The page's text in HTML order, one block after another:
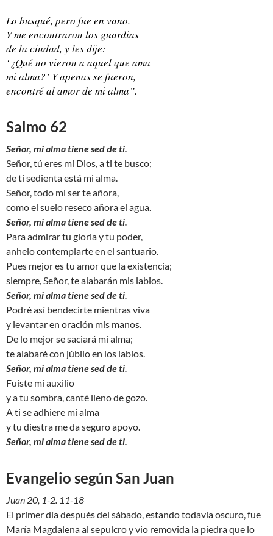
Lo busqué, pero fue en vano.
Y me encontraron los guardias
de la ciudad, y les dije:
‘¿Qué no vieron a aquel que ama
mi alma?’ Y apenas se fueron,
encontré al amor de mi alma”.
Salmo 62
Señor, mi alma tiene sed de ti.
Señor, tú eres mi Dios, a ti te busco;
de ti sedienta está mi alma.
Señor, todo mi ser te añora,
como el suelo reseco añora el agua.
Señor, mi alma tiene sed de ti.
Para admirar tu gloria y tu poder,
anhelo contemplarte en el santuario.
Pues mejor es tu amor que la existencia;
siempre, Señor, te alabarán mis labios.
Señor, mi alma tiene sed de ti.
Podré así bendecirte mientras viva
y levantar en oración mis manos.
De lo mejor se saciará mi alma;
te alabaré con júbilo en los labios.
Señor, mi alma tiene sed de ti.
Fuiste mi auxilio
y a tu sombra, canté lleno de gozo.
A ti se adhiere mi alma
y tu diestra me da seguro apoyo.
Señor, mi alma tiene sed de ti.
Evangelio según San Juan
Juan 20, 1-2. 11-18
El primer día después del sábado, estando todavía oscuro, fue
María Magdalena al sepulcro y vio removida la piedra que lo